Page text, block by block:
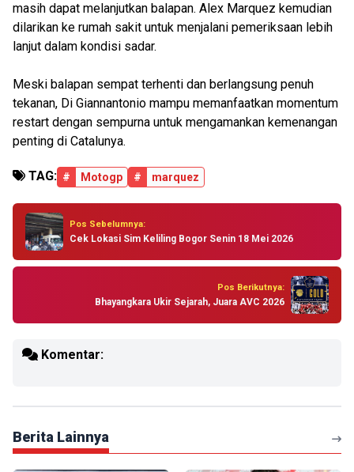
masih dapat melanjutkan balapan. Alex Marquez kemudian
dilarikan ke rumah sakit untuk menjalani pemeriksaan lebih
lanjut dalam kondisi sadar.
Meski balapan sempat terhenti dan berlangsung penuh
tekanan, Di Giannantonio mampu memanfaatkan momentum
restart dengan sempurna untuk mengamankan kemenangan
penting di Catalunya.
TAG: # Motogp # marquez
Pos Sebelumnya:
Cek Lokasi Sim Keliling Bogor Senin 18 Mei 2026
Pos Berikutnya:
Bhayangkara Ukir Sejarah, Juara AVC 2026
Komentar:
Berita Lainnya